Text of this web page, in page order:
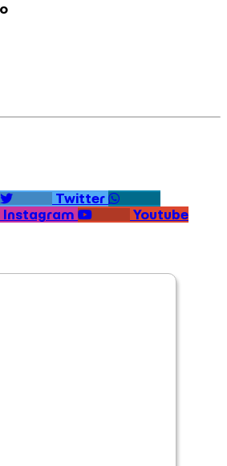
Twitter
Instagram Youtube